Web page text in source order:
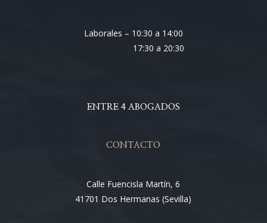
Laborales – 10:30 a 14:00
17:30 a 20:30
ENTRE 4 ABOGADOS
CONTACTO
Calle Fuencisla Martín, 6
41701 Dos Hermanas (Sevilla)